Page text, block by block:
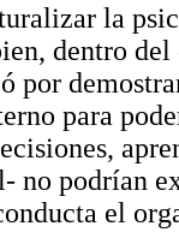
la
dentro
por
para
no podrían
el